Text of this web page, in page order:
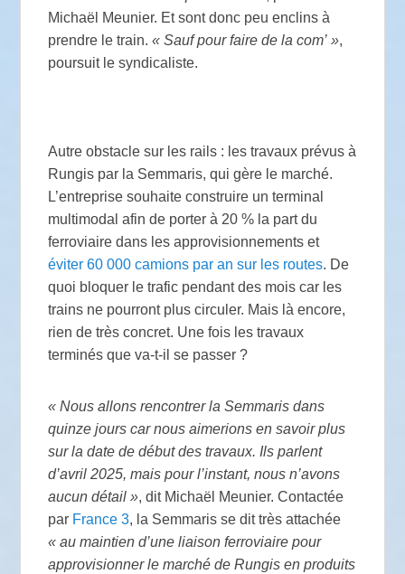
Michaël Meunier. Et sont donc peu enclins à
prendre le train.« Sauf pour faire de la com’ »,
poursuit le syndicaliste.
Autre obstacle sur les rails : les travaux prévus à
Rungis par la Semmaris, qui gère le marché.
L’entreprise souhaite construire un terminal
multimodal afin de porter à 20 % la part du
ferroviaire dans les approvisionnements et
éviter 60 000 camions par an sur les routes. De
quoi bloquer le trafic pendant des mois car les
trains ne pourront plus circuler. Mais là encore,
rien de très concret. Une fois les travaux
terminés que va-t-il se passer ?
« Nous allons rencontrer la Semmaris dans
quinze jours car nous aimerions en savoir plus
sur la date de début des travaux. Ils parlent
d’avril 2025, mais pour l’instant, nous n’avons
aucun détail », dit Michaël Meunier. Contactée
par France 3, la Semmaris se dit très attachée
« au maintien d’une liaison ferroviaire pour
approvisionner le marché de Rungis en produits